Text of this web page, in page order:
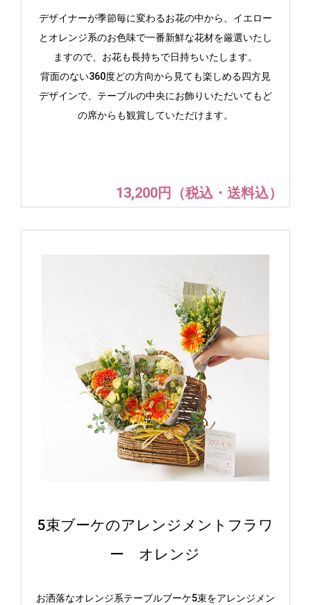
デザイナーが季節毎に変わるお花の中から、イエロー
とオレンジ系のお色味で一番新鮮な花材を厳選いたし
ますので、お花も長持ちで日持ちいたします。
背面のない360度どの方向から見ても楽しめる四方見
デザインで、テーブルの中央にお飾りいただいてもど
の席からも観賞していただけます。
13,200円（税込・送料込）
5束ブーケのアレンジメントフラワ
ー オレンジ
お洒落なオレンジ系テーブルブーケ5束をアレンジメン